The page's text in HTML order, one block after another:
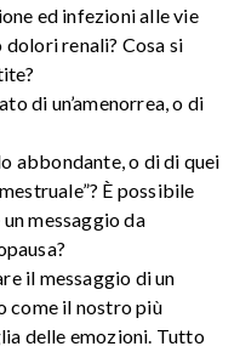
ed infezioni alle vie
renali? Cosa si
di un’amenorrea, o di
abbondante, o di di quei
È possibile
messaggio da
il messaggio di un
come il nostro più
delle emozioni. Tutto